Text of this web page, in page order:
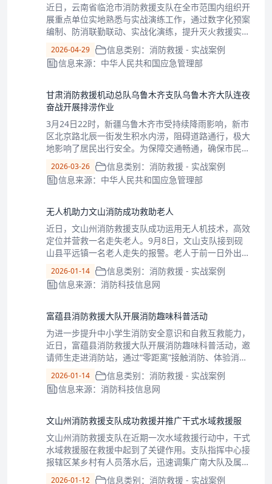
近日，云南省临沧市消防救援支队在全市范围内组织开
展重点单位实地熟悉与实战演练工作，通过数字化预案
编制、防消联勤联动、实战化演练，提升灭火救援实战
能力。精编数字预案，精准夯实基础。支队以重点单位
“数字化”预案编制为核心抓手，组织指战员深入一线，
实地拍摄重点单位内外部实景图片，收集建
2026-04-29
信息类别：消防救援 - 实战案例
信息来源：中华人民共和国应急管理部
甘肃消防救援机动总队乌鲁木齐支队乌鲁木齐大队连夜
奋战开展排涝作业
3月24日22时，新疆乌鲁木齐市受持续降雨影响，新市
区北京路北辰一街发生积水内涝，阻碍道路通行，极大
地影响了居民出行安全。为保障交通畅通，确保市民安
全通行，甘肃消防救援机动总队乌鲁木齐支队乌鲁木齐
大队迅速响应，火速奔赴受灾区域执行排涝抢险任务。
经现场勘察，该路段积水约7000立方
2026-03-26
信息类别：消防救援 - 实战案例
信息来源：中华人民共和国应急管理部
无人机助力文山消防成功救助老人
近日，文山州消防救援支队成功运用无人机技术，高效
定位并营救一名走失老人。9月8日，文山支队接到砚
山县平远镇一名老人走失的报警。老人于前一日外出未
归，家属自行搜寻无果。现场周边为茂密玉米地，分布
水井水塘，地形复杂，传统搜索困难。接报后，支队迅
速调派辖区专职消防力量赶赴现场。指挥员部
2026-01-14
信息类别：消防救援 - 实战案例
信息来源：消防科技信息网
富蕴县消防救援大队开展消防趣味科普活动
为进一步提升中小学生消防安全意识和自救互救能力，
近日，富蕴县消防救援大队开展消防趣味科普活动，邀
请师生走进消防站，通过“零距离”接触消防、体验消
防、学习消防，上了一堂生动实用的消防安全实践课。
活动现场，消防科普教育基地是此次活动的“热门打卡
地”。这里的VR消防科普设备和模拟灭火系
2026-01-14
信息类别：消防救援 - 实战案例
信息来源：消防科技信息网
文山州消防救援支队成功救援并推广干式水域救援服
文山州消防救援支队在近期一次水域救援行动中，干式
水域救援服在救援中起到了关键作用。支队指挥中心接
报辖区某乡村有人员落水后，迅速调集广南大队及属地
政府专职队赶赴现场。面对广阔水域的搜救挑战，现场
2026-01-12 信息类别：消防救援 - 实战案例